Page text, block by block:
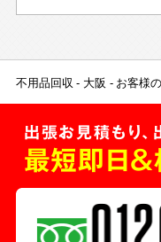
不用品回収 大阪 お客様の
出張お見積もり
最短即日